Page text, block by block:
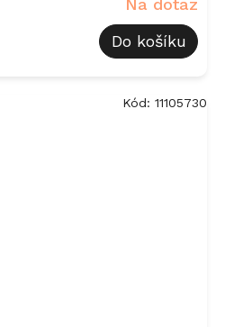
Na dotaz
Do košíku
Kód: 11105730